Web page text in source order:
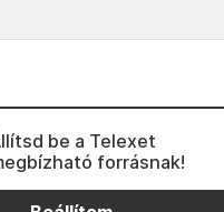
be a Telexet
forrásnak!